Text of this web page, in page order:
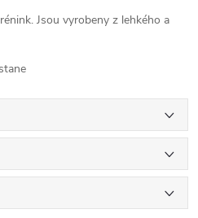
Jsou vyrobeny z lehkého a